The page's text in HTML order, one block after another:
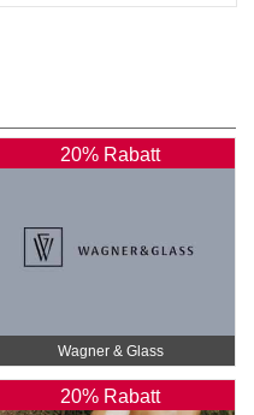
20% Rabatt
Wagner & Glass
20% Rabatt